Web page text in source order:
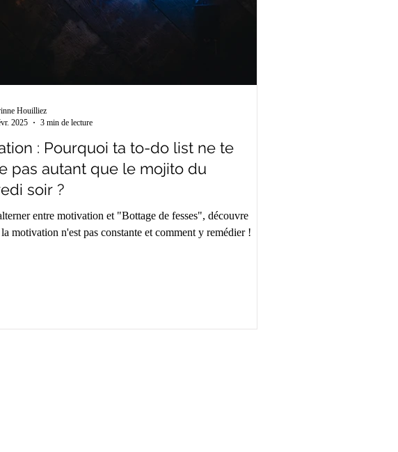
: Pourquoi ta to-do list ne te
pas autant que le mojito du
soir ?
entre motivation et "Bottage de fesses", découvre
motivation n'est pas constante et comment y remédier !
Houilliez
2025
3 min de lecture